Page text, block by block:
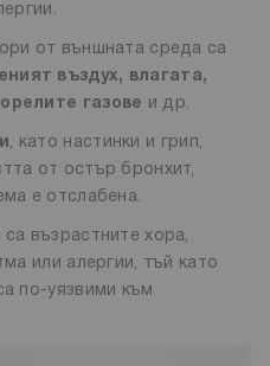
от външната среда са
въздух, влагата,
газове и др.
, като настинки и грип,
от остър бронхит,
е отслабена.
възрастните хора,
или алергии, тъй като
по-уязвими към